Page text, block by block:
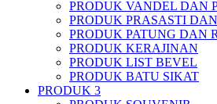
PRODUK VANDEL DAN
PRODUK PRASASTI
PRODUK PATUNG DAN
PRODUK KERAJINAN
PRODUK LIST BEVEL
PRODUK BATU SIKAT
PRODUK 3